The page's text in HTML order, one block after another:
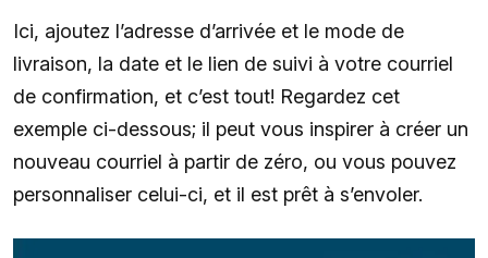
Ici, ajoutez l’adresse d’arrivée et le mode de
livraison, la date et le lien de suivi à votre courriel
de confirmation, et c’est tout! Regardez cet
exemple ci-dessous; il peut vous inspirer à créer un
nouveau courriel à partir de zéro, ou vous pouvez
personnaliser celui-ci, et il est prêt à s’envoler.